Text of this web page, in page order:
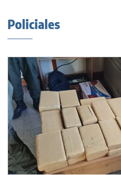
Policiales